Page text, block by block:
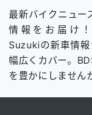
最新バイクニュー
情報をお届け！
Suzukiの新車情
幅広くカバー。
を豊かにしません